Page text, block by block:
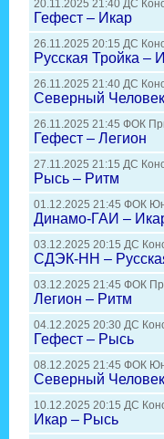
20.11.2025 21:40 ДС
Гефест – Икар
26.11.2025 20:15 ДС
Русская Тройка –
26.11.2025 21:40 ДС
Северный
26.11.2025 21:45 ФОК
Гефест – Легион
27.11.2025 21:15 ДС
Рысь – Ритм
01.12.2025 21:45 ФОК
Динамо-ГАИ –
03.12.2025 20:15 ДС
СДЭК-НН –
03.12.2025 21:45 ФОК
Легион – Ритм
04.12.2025 20:30 ДС
Гефест – Рысь
08.12.2025 21:45 ФОК
Северный
10.12.2025 20:15 ДС
Икар – Рысь